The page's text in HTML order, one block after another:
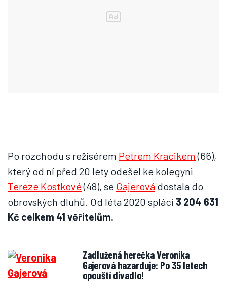
Po rozchodu s režisérem Petrem Kracikem(66),
který od ní před 20 lety odešel ke kolegyni
Tereze Kostkové(48), se Gajerová dostala do
obrovských dluhů. Od léta 2020 splácí 3 204 631
Kč celkem 41 věřitelům.
Zadlužená herečka Veronika
Gajerová hazarduje: Po 35 letech
opouští divadlo!